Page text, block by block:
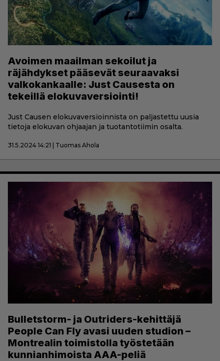
Avoimen maailman sekoilut ja
räjähdykset pääsevät seuraavaksi
valkokankaalle: Just Causesta on
tekeillä elokuvaversiointi!
Just Causen elokuvaversioinnista on paljastettu uusia
tietoja elokuvan ohjaajan ja tuotantotiimin osalta.
31.5.2024 14:21 | Tuomas Ahola
Bulletstorm- ja Outriders-kehittäjä
People Can Fly avasi uuden studion –
Montrealin toimistolla työstetään
kunnianhimoista AAA-peliä